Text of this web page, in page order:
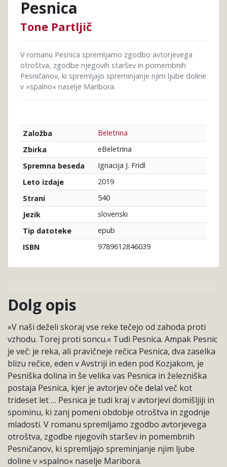
Pesnica
Tone Partljič
V romanu Pesnica spremljamo zgodbo avtorjevega
otroštva, zgodbe njegovih staršev in pomembnih
Pesničanov, ki spremljajo spreminjanje njim ljube doline
v »spalno« naselje Maribora.
Založba
Beletrina
Zbirka
eBeletrina
Spremna beseda
Ignacija J. Fridl
Leto izdaje
2019
Strani
540
Jezik
slovenski
Tip datoteke
epub
ISBN
9789612846039
Dolg opis
»V naši deželi skoraj vse reke tečejo od zahoda proti
vzhodu. Torej proti soncu.« Tudi Pesnica. Ampak Pesnic
je več: je reka, ali pravičneje rečica Pesnica, dva zaselka
blizu rečice, eden v Avstriji in eden pod Kozjakom, je
Pesniška dolina in še velika vas Pesnica in železniška
postaja Pesnica, kjer je avtorjev oče delal več kot
trideset let … Pesnica je tudi kraj v avtorjevi domišljiji in
spominu, ki zanj pomeni obdobje otroštva in zgodnje
mladosti. V romanu spremljamo zgodbo avtorjevega
otroštva, zgodbe njegovih staršev in pomembnih
Pesničanov, ki spremljajo spreminjanje njim ljube
doline v »spalno« naselje Maribora.